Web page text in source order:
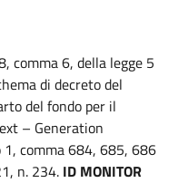
comma 6, della legge 5
di decreto del
del fondo per il
– Generation
1, comma 684, 685, 686
n. 234. ID MONITOR